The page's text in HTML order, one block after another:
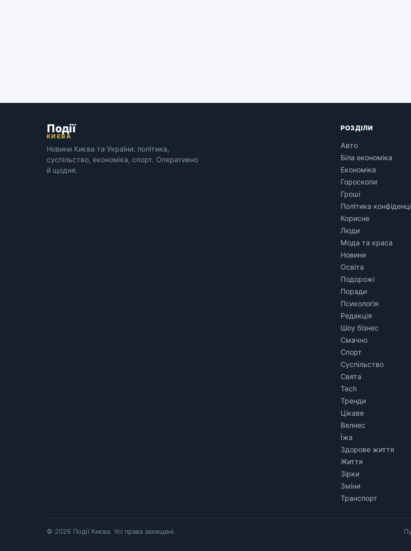
Події
КИЄВА
Новини Києва та України: політика,
суспільство, економіка, спорт. Оперативно
й щодня.
РОЗДІЛИ
Авто
Біла економіка
Економіка
Гороскопи
Гроші
Політика
Корисне
Люди
Мода та краса
Новини
Освіта
Подорожі
Поради
Психологія
Редакція
Шоу бізнес
Смачно
Спорт
Суспільство
Свята
Tech
Тренди
Цікаве
Велнес
Їжа
Здорове життя
Життя
Зірки
Зміни
Транспорт
© 2026 Події Києва. Усі права захищені.